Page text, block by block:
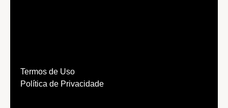
Termos de Uso
Política de Privacidade